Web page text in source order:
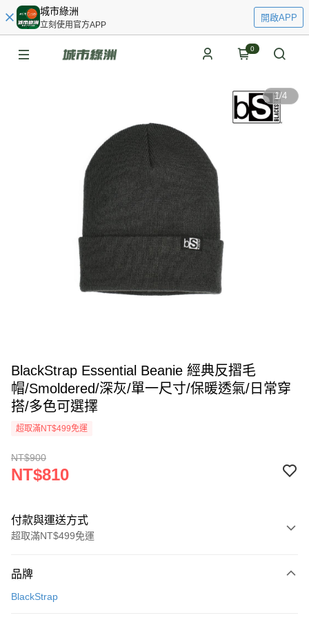
城市綠洲
立刻使用官方APP
開啟APP
0
1/4
BlackStrap Essential Beanie 經典反摺毛
帽/Smoldered/深灰/單一尺寸/保暖透氣/日常穿
搭/多色可選擇
超取滿NT$499免運
NT$900
NT$810
付款與運送方式
超取滿NT$499免運
信用卡一次付款
品牌
BlackStrap